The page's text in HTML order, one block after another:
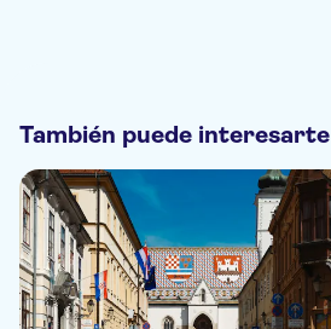
También puede interesarte